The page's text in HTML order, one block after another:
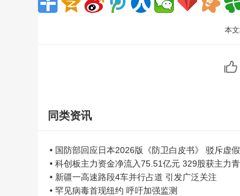
本
同类资讯
• 国防部回应日本2026版《防卫白皮书》 驳斥虚假
• 科创板主力资金净流入75.51亿元 329股获主力青
• 新疆一高速路段4车并行占道 引发广泛关注
• 罕见病毒首现纽约 呼吁加强监测